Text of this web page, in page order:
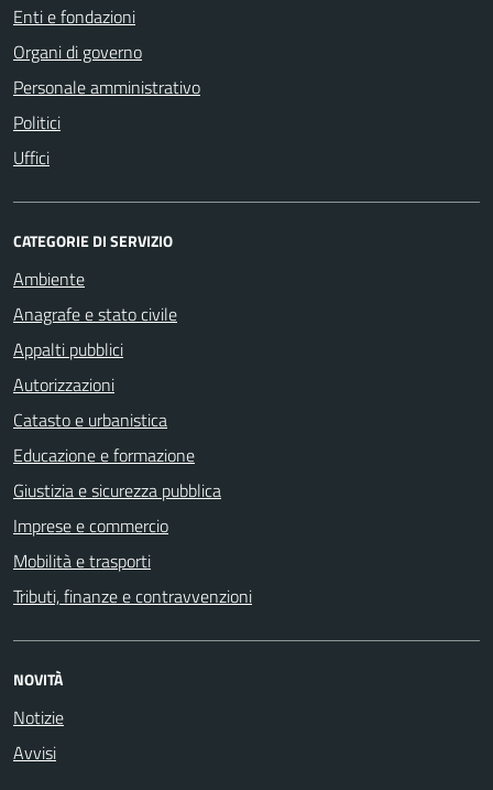
Enti e fondazioni
Organi di governo
Personale amministrativo
Politici
Uffici
CATEGORIE DI SERVIZIO
Ambiente
Anagrafe e stato civile
Appalti pubblici
Autorizzazioni
Catasto e urbanistica
Educazione e formazione
Giustizia e sicurezza pubblica
Imprese e commercio
Mobilità e trasporti
Tributi, finanze e contravvenzioni
NOVITÀ
Notizie
Avvisi